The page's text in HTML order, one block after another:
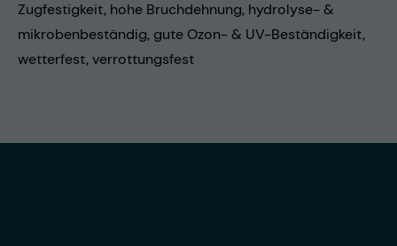
Zugfestigkeit, hohe Bruchdehnung, hydrolyse- &
mikrobenbeständig, gute Ozon- & UV-Beständigkeit,
wetterfest, verrottungsfest